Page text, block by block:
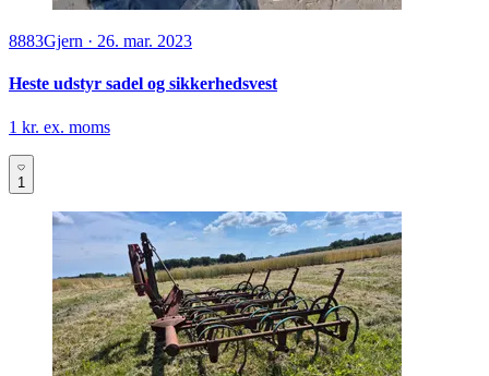
8883Gjern · 26. mar. 2023
Heste udstyr sadel og sikkerhedsvest
1 kr. ex. moms
1